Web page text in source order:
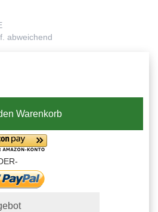
abweichend
Warenkorb